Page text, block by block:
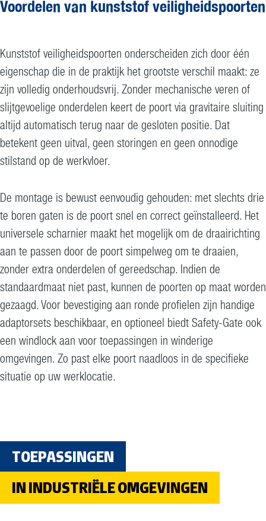
Voordelen van kunststof veiligheidspoorten
Kunststof veiligheidspoorten onderscheiden zich door één
eigenschap die in de praktijk het grootste verschil maakt: ze
zijn volledig onderhoudsvrij. Zonder mechanische veren of
slijtgevoelige onderdelen keert de poort via gravitaire sluiting
altijd automatisch terug naar de gesloten positie. Dat
betekent geen uitval, geen storingen en geen onnodige
stilstand op de werkvloer.
De montage is bewust eenvoudig gehouden: met slechts drie
te boren gaten is de poort snel en correct geïnstalleerd. Het
universele scharnier maakt het mogelijk om de draairichting
aan te passen door de poort simpelweg om te draaien,
zonder extra onderdelen of gereedschap. Indien de
standaardmaat niet past, kunnen de poorten op maat worden
gezaagd. Voor bevestiging aan ronde profielen zijn handige
adaptorsets beschikbaar, en optioneel biedt Safety-Gate ook
een windlock aan voor toepassingen in winderige
omgevingen. Zo past elke poort naadloos in de specifieke
situatie op uw werklocatie.
TOEPASSINGEN
IN INDUSTRIËLE OMGEVINGEN